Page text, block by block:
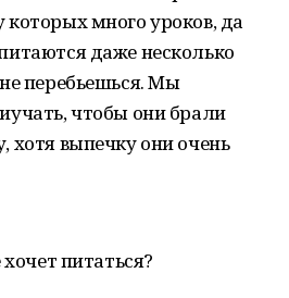
много уроков, да
даже несколько
перебьешься. Мы
чтобы они брали
выпечку они очень
питаться?